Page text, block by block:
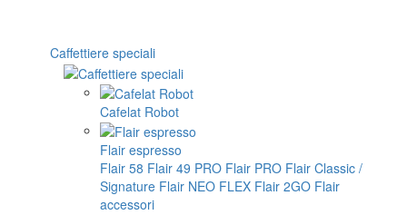
Caffettiere speciali
Cafelat Robot
Flair espresso
Flair 58 Flair 49 PRO Flair PRO Flair Classic /
Signature Flair NEO FLEX Flair 2GO Flair
accessori